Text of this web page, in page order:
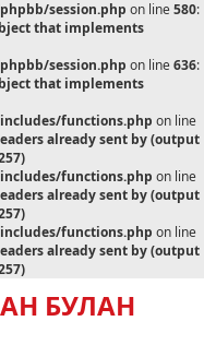
session.php on line580:
that implements
session.php on line636:
that implements
functions.php on line
already sent by (output
functions.php on line
already sent by (output
functions.php on line
already sent by (output
БУЛАН